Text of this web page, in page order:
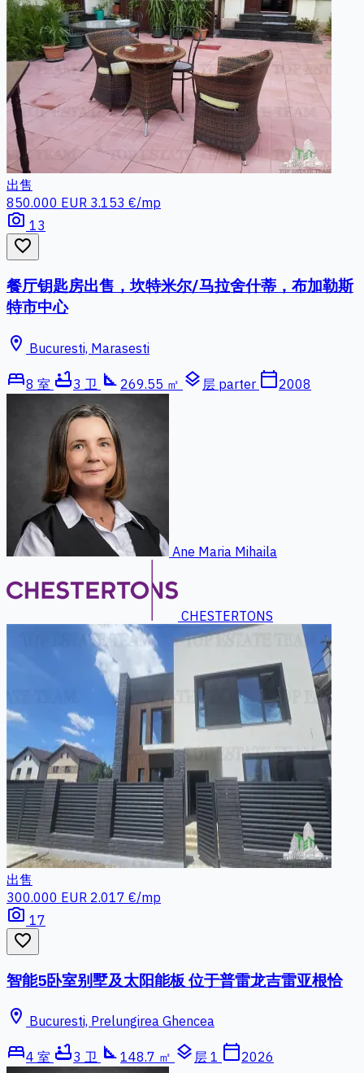
出售
850.000 EUR 3.153 €/mp
photo_camera 13
favorite_border
餐厅钥匙房出售，坎特米尔/马拉舍什蒂，布加勒斯
特市中心
location_on Bucuresti, Marasesti
bed8 室 bathtub3 卫 square_foot 269.55 ㎡ layers 层 parter calendar_today2008
Ane Maria Mihaila
CHESTERTONS
出售
300.000 EUR 2.017 €/mp
photo_camera 17
favorite_border
智能5卧室别墅及太阳能板 位于普雷龙吉雷亚根恰
location_on Bucuresti, Prelungirea Ghencea
bed4 室 bathtub3 卫 square_foot 148.7 ㎡ layers 层 1 calendar_today2026